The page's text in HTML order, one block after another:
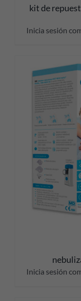
kit de
Inicia sesión
Inicia sesión